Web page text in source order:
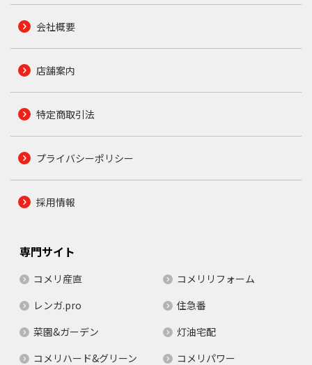
会社概要
店舗案内
特定商取引法
プライバシーポリシー
採用情報
専門サイト
コメリ産直
コメリリフォーム
レンガ.pro
住急番
菜園&ガーデン
灯油宅配
コメリハード&グリーン
コメリパワー